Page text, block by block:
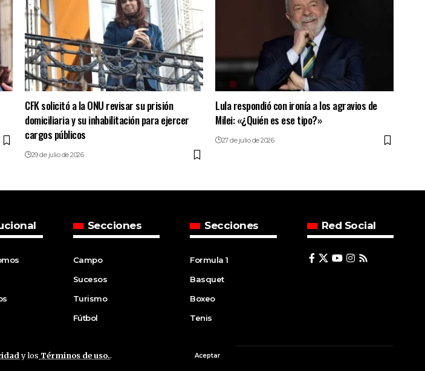
y los Términos de uso.. Aceptar
CFK solicitó a la ONU revisar su prisión
domiciliaria y su inhabilitación para ejercer
cargos públicos
29 de julio de 2026
Lula respondió con ironía a los agravios de
Milei: «¿Quién es ese tipo?»
27 de julio de 2026
Secciones
Campo
Sucesos
Turismo
Fútbol
Secciones
Formula 1
Basquet
Boxeo
Tenis
Red Social